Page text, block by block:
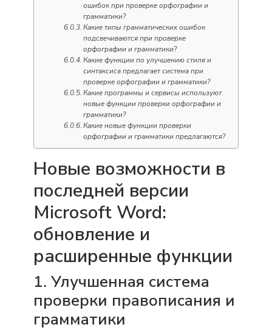
ошибок при проверке орфографии и
грамматики?
Какие типы грамматических ошибок
подсвечиваются при проверке
орфографии и грамматики?
Какие функции по улучшению стиля и
синтаксиса предлагает система при
проверке орфографии и грамматики?
Какие программы и сервисы используют
новые функции проверки орфографии и
грамматики?
Какие новые функции проверки
орфографии и грамматики предлагаются?
Новые возможности в
последней версии
Microsoft Word:
обновление и
расширенные функции
1. Улучшенная система
проверки правописания и
грамматики